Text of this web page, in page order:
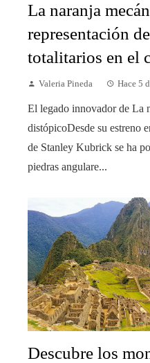
La naranja
representación
totalitarios en el
Valeria Pineda Hace 5
El legado innovador de La
distópicoDesde su estreno
de Stanley Kubrick se ha
piedras angulare...
Descubre los